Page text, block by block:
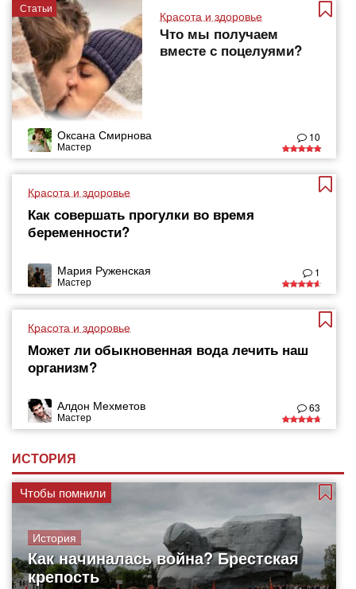
Статьи
Красота и здоровье
Что мы получаем
вместе с поцелуями?
Оксана Смирнова
Мастер
10
Красота и здоровье
Как совершать прогулки во время
беременности?
Мария Руженская
Мастер
1
Красота и здоровье
Может ли обыкновенная вода лечить наш
организм?
Алдон Мехметов
Мастер
63
ИСТОРИЯ
Чтобы помнили
История
Как начиналась война? Брестская
крепость